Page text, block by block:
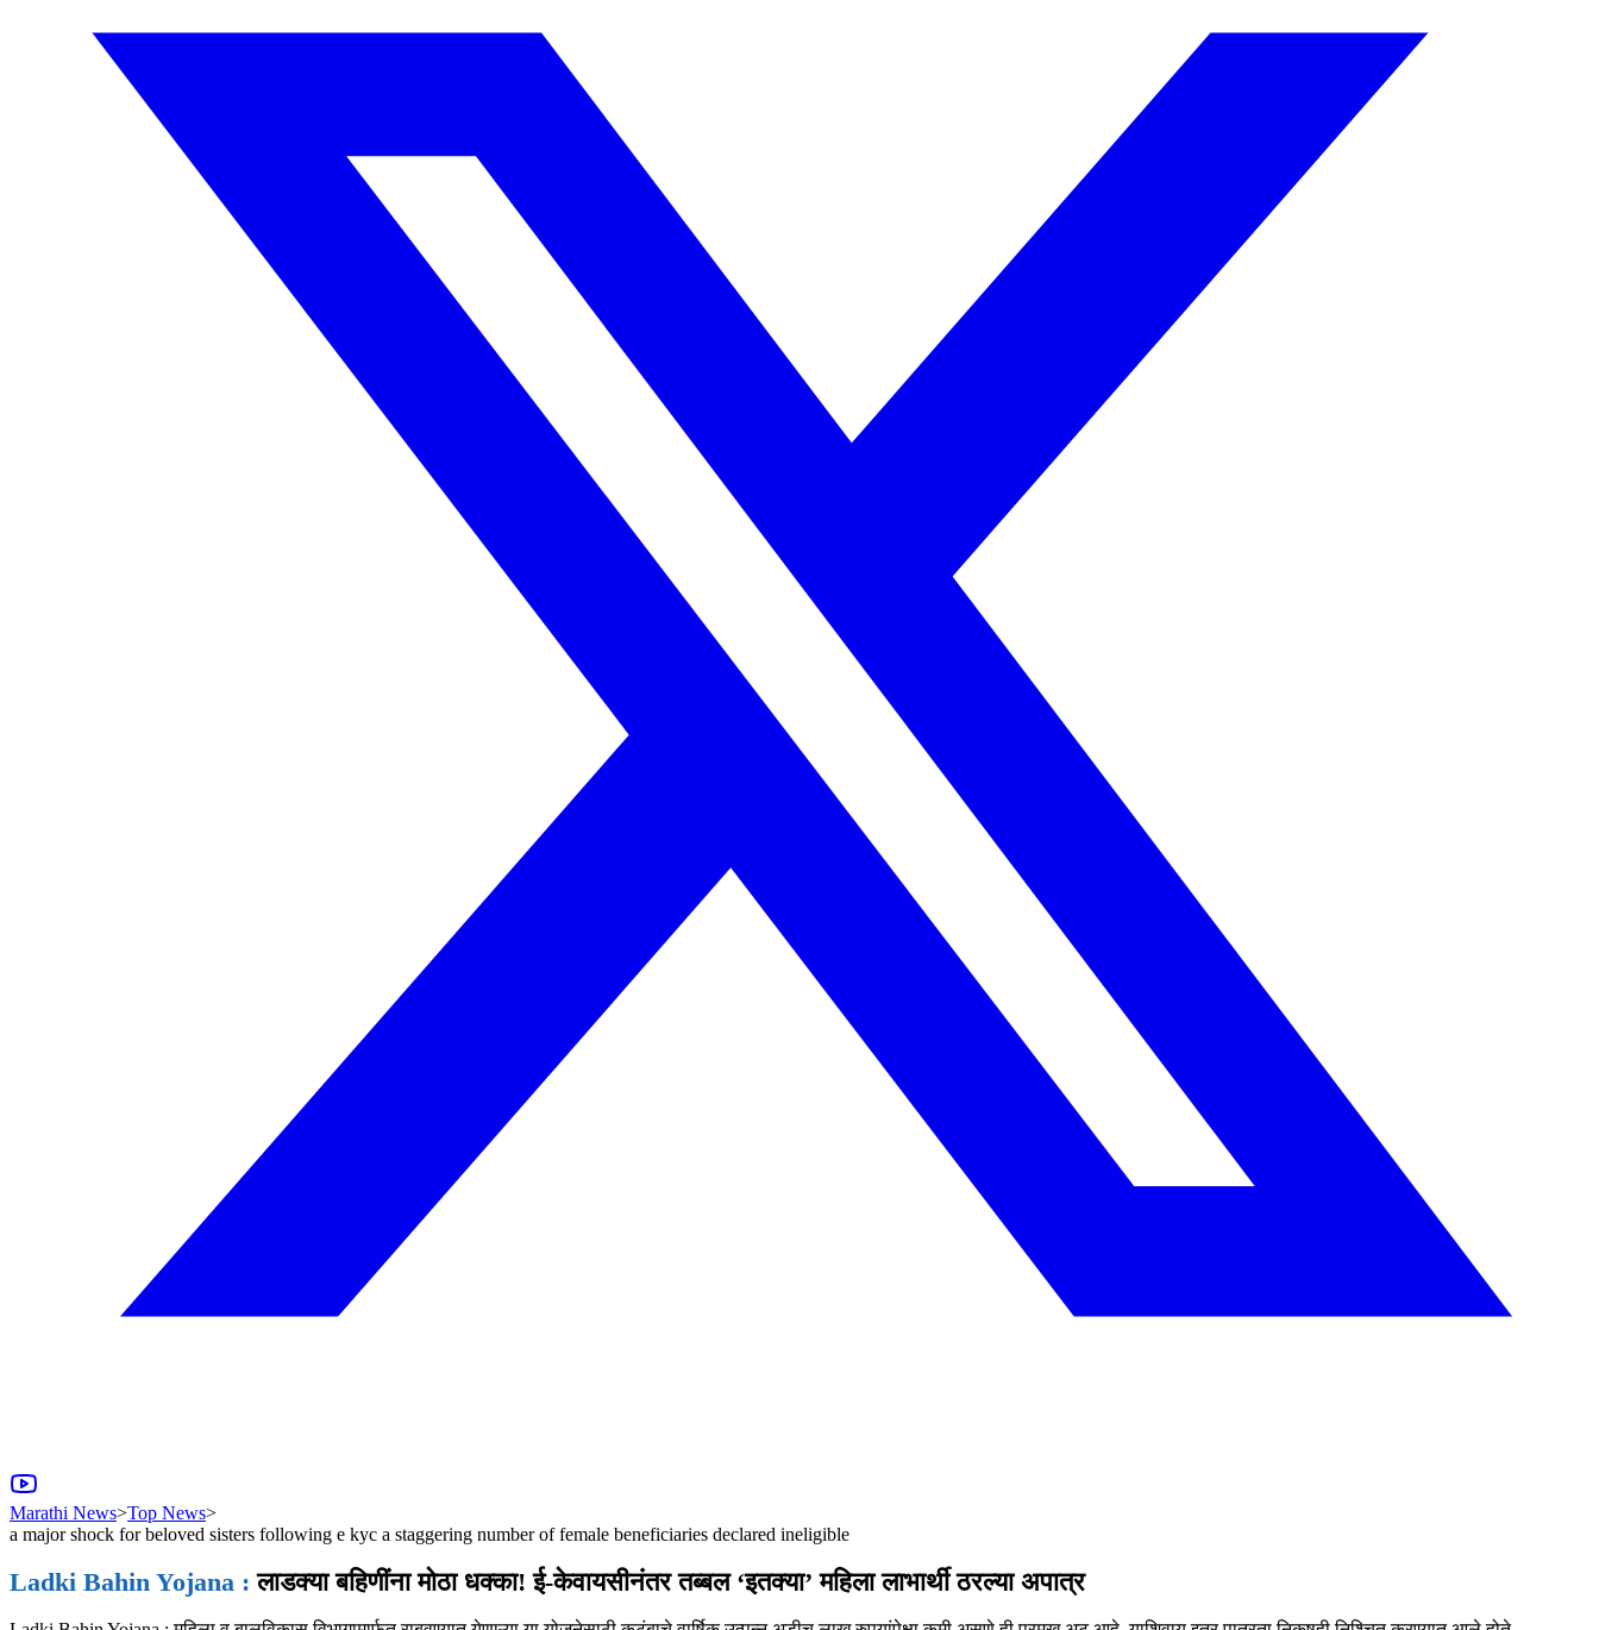
Marathi News>Top News>
a major shock for beloved sisters following e kyc a staggering number of female beneficiaries declared ineligible
Ladki Bahin Yojana : लाडक्या बहिणींना मोठा धक्का! ई-केवायसीनंतर तब्बल ‘इतक्या’ महिला लाभार्थी ठरल्या अपात्र